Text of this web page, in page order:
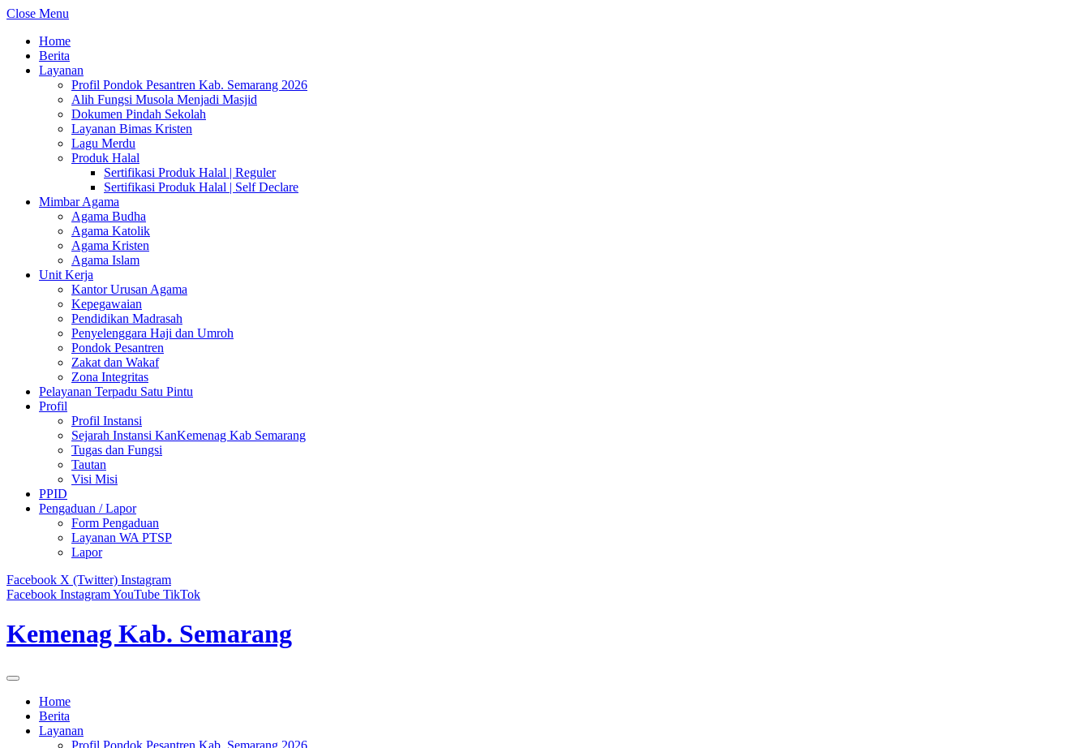
Close Menu
Home
Berita
Layanan
Profil Pondok Pesantren Kab. Semarang 2026
Alih Fungsi Musola Menjadi Masjid
Dokumen Pindah Sekolah
Layanan Bimas Kristen
Lagu Merdu
Produk Halal
Sertifikasi Produk Halal | Reguler
Sertifikasi Produk Halal | Self Declare
Mimbar Agama
Agama Budha
Agama Katolik
Agama Kristen
Agama Islam
Unit Kerja
Kantor Urusan Agama
Kepegawaian
Pendidikan Madrasah
Penyelenggara Haji dan Umroh
Pondok Pesantren
Zakat dan Wakaf
Zona Integritas
Pelayanan Terpadu Satu Pintu
Profil
Profil Instansi
Sejarah Instansi KanKemenag Kab Semarang
Tugas dan Fungsi
Tautan
Visi Misi
PPID
Pengaduan / Lapor
Form Pengaduan
Layanan WA PTSP
Lapor
Facebook X (Twitter) Instagram
Facebook InstagramYouTube TikTok
Kemenag Kab. Semarang
Home
Berita
Layanan
Profil Pondok Pesantren Kab. Semarang 2026